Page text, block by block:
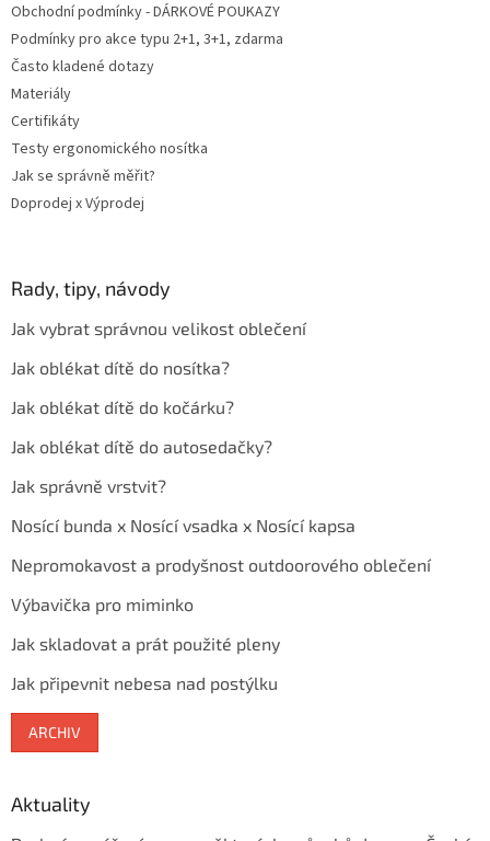
Obchodní podmínky - DÁRKOVÉ POUKAZY
Podmínky pro akce typu 2+1, 3+1, zdarma
Často kladené dotazy
Materiály
Certifikáty
Testy ergonomického nosítka
Jak se správně měřit?
Doprodej x Výprodej
Rady, tipy, návody
Jak vybrat správnou velikost oblečení
Jak oblékat dítě do nosítka?
Jak oblékat dítě do kočárku?
Jak oblékat dítě do autosedačky?
Jak správně vrstvit?
Nosící bunda x Nosící vsadka x Nosící kapsa
Nepromokavost a prodyšnost outdoorového oblečení
Výbavička pro miminko
Jak skladovat a prát použité pleny
Jak připevnit nebesa nad postýlku
ARCHIV
Aktuality